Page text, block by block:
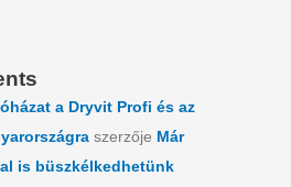
a Dryvit Profi és az
szerzője Már
is büszkélkedhetünk